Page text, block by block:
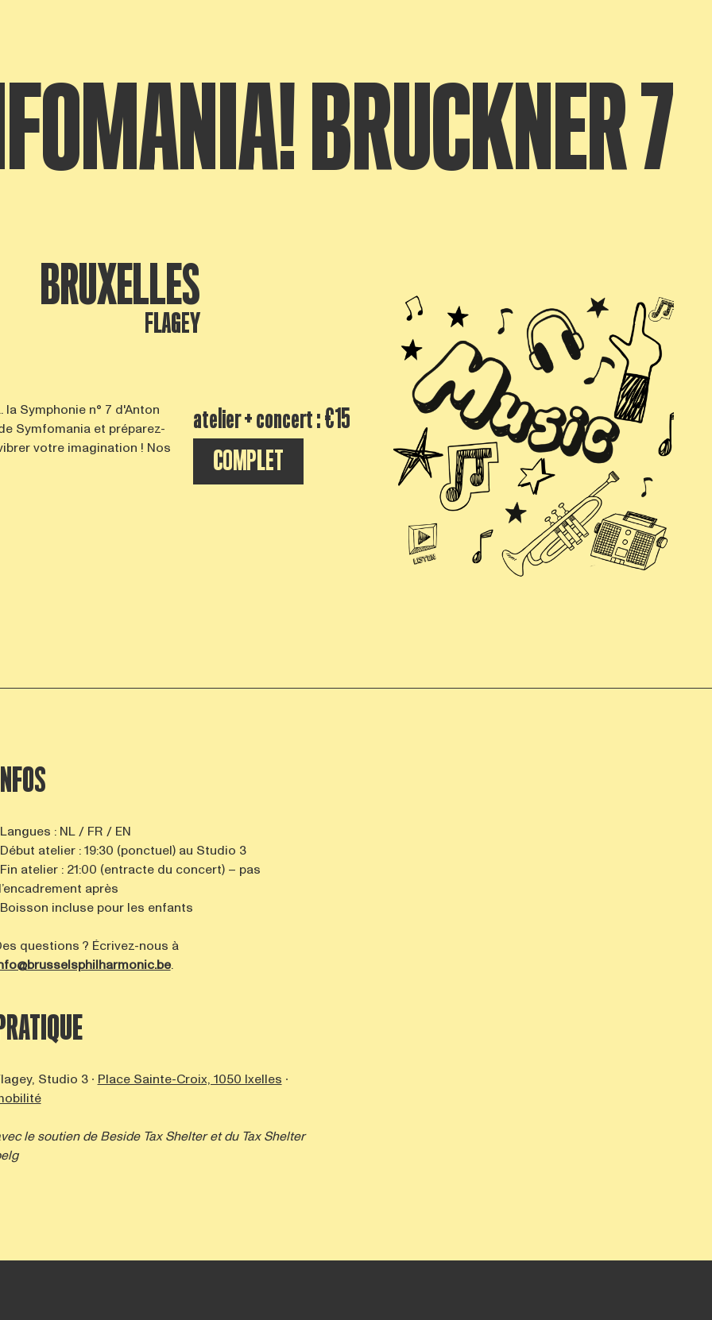
BRUCKNER 7
BRUXELLES
FLAGEY
Symphonie n° 7 d'Anton
Symfomania et préparez-
votre imagination ! Nos
atelier + concert : €15
COMPLET
INFOS
Langues : NL / FR / EN
Début atelier : 19:30 (ponctuel) au Studio 3
Fin atelier : 21:00 (entracte du concert) – pas
après
Boisson incluse pour les enfants
questions ? Écrivez-nous à
.
PRATIQUE
Studio 3 ∙ Place Sainte-Croix, 1050 Ixelles ∙
le soutien deBeside Tax Shelteret du Tax Shelter